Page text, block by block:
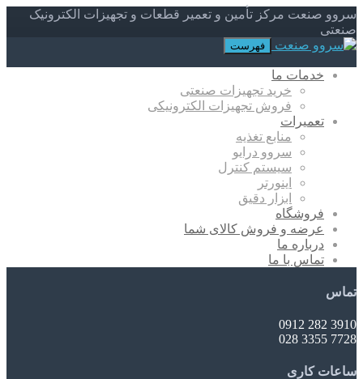
سروو صنعت مرکز تأمین و تعمیر قطعات و تجهیزات الکترونیک
صنعتی
فهرست
خدمات ما
خرید تجهیزات صنعتی
فروش تجهیزات الکترونیکی
تعمیرات
منابع تغذیه
سروو درایو
سیستم کنترل
اینورتر
ابزار دقیق
فروشگاه
عرضه و فروش کالای شما
درباره ما
تماس با ما
تماس
3910 282 0912
7728 3355 028
ساعات کاری